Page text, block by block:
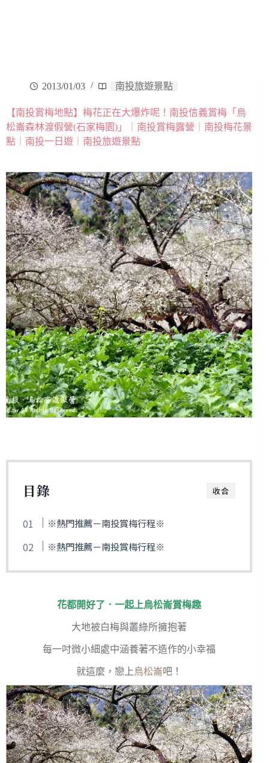
2013/01/03 南投旅遊景點
【南投賞梅地點】梅花正在大爆炸呢！南投信義賞梅「烏
松崙森林渡假營(石家梅園)」｜南投賞梅露營｜南投梅花景
點｜南投一日遊｜南投旅遊景點
收合
目錄
※熱門推薦－南投賞梅行程※
※熱門推薦－南投賞梅行程※
花都開好了．一起上烏松崙賞梅趣
大地被白梅與叢綠所擁抱著
每一吋微小細處中涵養著不造作的小幸福
就這麼，戀上 烏松崙吧！